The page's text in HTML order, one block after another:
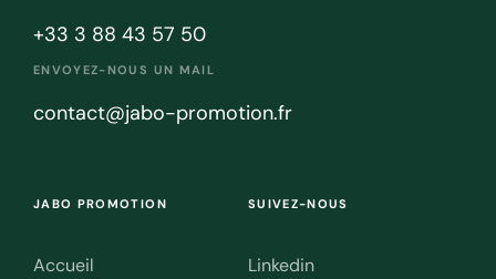
+33 3 88 43 57 50
ENVOYEZ-NOUS UN MAIL
contact@jabo-promotion.fr
JABO PROMOTION
Accueil
SUIVEZ-NOUS
Linkedin